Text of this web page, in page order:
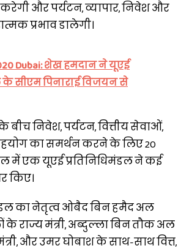
और पर्यटन, व्यापार, निवेश और
प्रभाव डालेगी।
Dubai: शेख हमदान ने यूएई
सीएम पिनाराई विजयन से
निवेश, पर्यटन, वित्तीय सेवाओं,
का समर्थन करने के लिए 20
में एक यूएई प्रतिनिधिमंडल ने कई
किए।
का नेतृत्व ओबैद बिन हमैद अल
के राज्य मंत्री, अब्दुल्ला बिन तौक अल
और उमर घोबाश के साथ-साथ वित्त,